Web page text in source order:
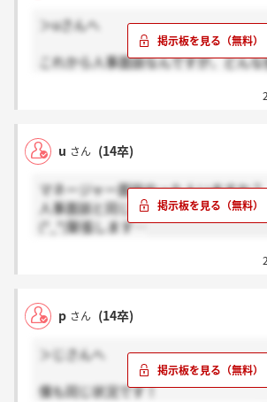
＞uさんへ
これから人事面談なんですが、どん
u さん (14卒)
マネージャー面談やった人いますか？
人事面談と同じく和やかな雰囲気なん
(*_*)緊張します…
p さん (14卒)
＞じさんへ
僕も同じ状況です！